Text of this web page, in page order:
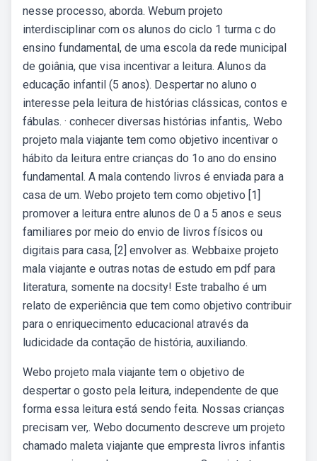
nesse processo, aborda. Webum projeto
interdisciplinar com os alunos do ciclo 1 turma c do
ensino fundamental, de uma escola da rede municipal
de goiânia, que visa incentivar a leitura. Alunos da
educação infantil (5 anos). Despertar no aluno o
interesse pela leitura de histórias clássicas, contos e
fábulas. · conhecer diversas histórias infantis,. Webo
projeto mala viajante tem como objetivo incentivar o
hábito da leitura entre crianças do 1o ano do ensino
fundamental. A mala contendo livros é enviada para a
casa de um. Webo projeto tem como objetivo [1]
promover a leitura entre alunos de 0 a 5 anos e seus
familiares por meio do envio de livros físicos ou
digitais para casa, [2] envolver as. Webbaixe projeto
mala viajante e outras notas de estudo em pdf para
literatura, somente na docsity! Este trabalho é um
relato de experiência que tem como objetivo contribuir
para o enriquecimento educacional através da
ludicidade da contação de história, auxiliando.
Webo projeto mala viajante tem o objetivo de
despertar o gosto pela leitura, independente de que
forma essa leitura está sendo feita. Nossas crianças
precisam ver,. Webo documento descreve um projeto
chamado maleta viajante que empresta livros infantis